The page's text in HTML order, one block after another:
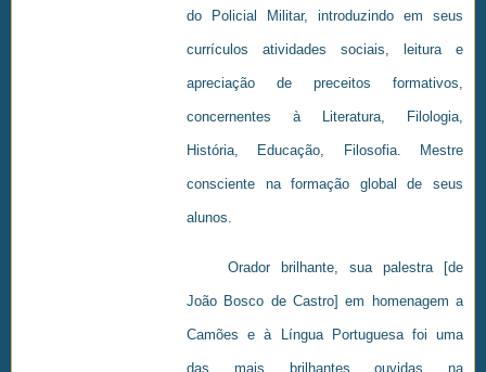
do Policial Militar, introduzindo em seus
currículos atividades sociais, leitura e
apreciação de preceitos formativos,
concernentes à Literatura, Filologia,
História, Educação, Filosofia. Mestre
consciente na formação global de seus
alunos.
Orador brilhante, sua palestra [de
João Bosco de Castro] em homenagem a
Camões e à Língua Portuguesa foi uma
das mais brilhantes ouvidas na